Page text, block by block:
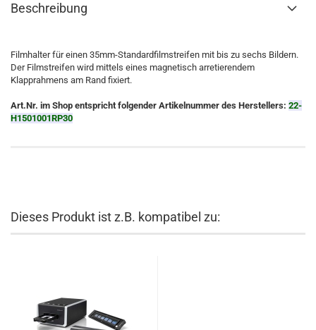
Beschreibung
Filmhalter für einen 35mm-Standardfilmstreifen mit bis zu sechs Bildern.
Der Filmstreifen wird mittels eines magnetisch arretierendem
Klapprahmens am Rand fixiert.
Art.Nr. im Shop entspricht folgender Artikelnummer des Herstellers: 22-
H1501001RP30
Dieses Produkt ist z.B. kompatibel zu: